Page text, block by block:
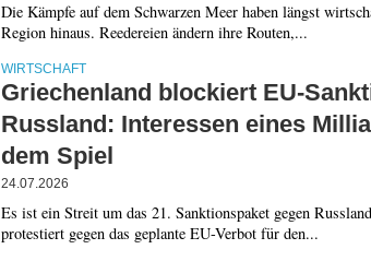
Die Kämpfe auf dem Schwarzen Meer haben längst
Region hinaus. Reedereien ändern ihre Routen,...
WIRTSCHAFT
Griechenland blockiert EU-
Russland: Interessen eines
dem Spiel
24.07.2026
Es ist ein Streit um das 21. Sanktionspaket gegen
protestiert gegen das geplante EU-Verbot für den...